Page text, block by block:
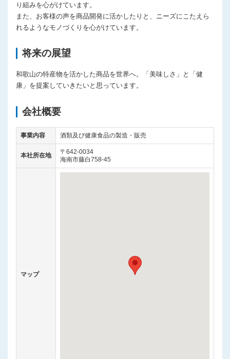
り組みを心がけています。
また、お客様の声を商品開発に活かしたりと、ニーズにこたえら
れるようなモノづくりを心がけています。
将来の展望
和歌山の特産物を活かした商品を世界へ。「美味しさ」と「健
康」を提案していきたいと思っています。
会社概要
事業内容 酒類及び健康食品の製造・販売
本社所在地
〒642-0034
海南市藤白758-45
マップ